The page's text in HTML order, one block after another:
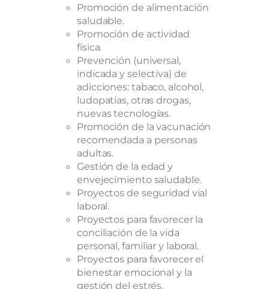
Promoción de alimentación
saludable.
Promoción de actividad
física.
Prevención (universal,
indicada y selectiva) de
adicciones: tabaco, alcohol,
ludopatías, otras drogas,
nuevas tecnologías.
Promoción de la vacunación
recomendada a personas
adultas.
Gestión de la edad y
envejecimiento saludable.
Proyectos de seguridad vial
laboral.
Proyectos para favorecer la
conciliación de la vida
personal, familiar y laboral.
Proyectos para favorecer el
bienestar emocional y la
gestión del estrés.